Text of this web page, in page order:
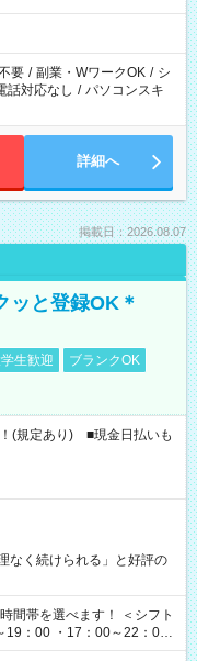
要 / 副業・WワークOK / シ
話対応なし / パソコンスキ
詳細へ
掲載日：2026.08.07
ッと登録OK＊
生歓迎
ブランクOK
(規定あり) ■現金日払いも
なく続けられる」と好評の
19：00 ・17：00～22：00
：00 など